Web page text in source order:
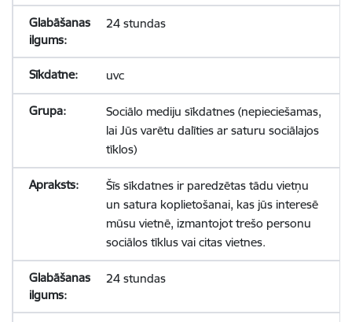
24 stundas
uvc
Sociālo mediju sīkdatnes (nepieciešamas,
lai Jūs varētu dalīties ar saturu sociālajos
tīklos)
Šīs sīkdatnes ir paredzētas tādu vietņu
un satura koplietošanai, kas jūs interesē
mūsu vietnē, izmantojot trešo personu
sociālos tīklus vai citas vietnes.
24 stundas